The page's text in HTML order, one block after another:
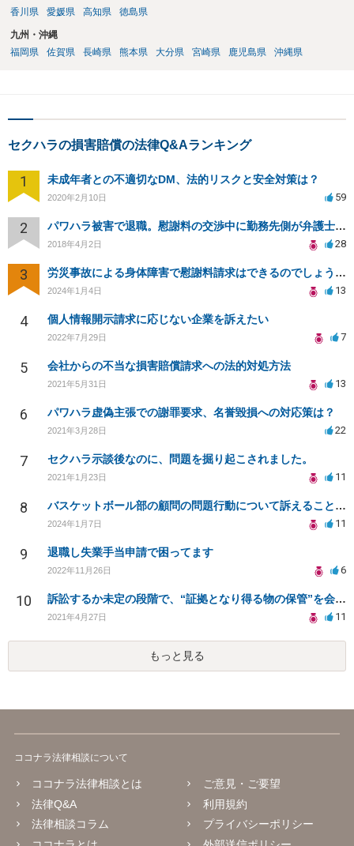
香川県
愛媛県 高知県 徳島県
九州・沖縄
福岡県
佐賀県 長崎県 熊本県 大分県 宮崎県 鹿児島県 沖縄県
セクハラの損害賠償の法律Q&Aランキング
1 未成年者との不適切なDM、法的リスクと安全対策は？
2020年2月10日 59
2 パワハラ被害で退職。慰謝料の交渉中に勤務先側が弁護士を立ててきました
2018年4月2日 28
3 労災事故による身体障害で慰謝料請求はできるのでしょうか？
2024年1月4日 13
4 個人情報開示請求に応じない企業を訴えたい
2022年7月29日 7
5 会社からの不当な損害賠償請求への法的対処方法
2021年5月31日 13
6 パワハラ虚偽主張での謝罪要求、名誉毀損への対応策は？
2021年3月28日 22
7 セクハラ示談後なのに、問題を掘り起こされました。
2021年1月23日 11
8 バスケットボール部の顧問の問題行動について訴えることは可能でしょうか？
2024年1月7日 11
9 退職し失業手当申請で困ってます
2022年11月26日 6
10 訴訟するか未定の段階で、“証拠となり得る物の保管”を会社に応じてもらえる方法は在りますか?
2021年4月27日 11
もっと見る
ココナラ法律相談について
ココナラ法律相談とは
法律Q&A
法律相談コラム
ご意見・ご要望
利用規約
プライバシーポリシー